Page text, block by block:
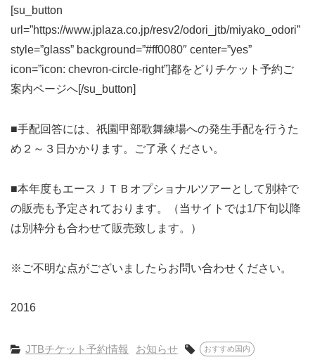
[su_button
url=”https://www.jplaza.co.jp/resv2/odori_jtb/miyako_odori”
style=”glass” background=”#ff0080″ center=”yes”
icon=”icon: chevron-circle-right”]都をどりチケット予約ご
案内ページへ[/su_button]
■手配回答には、祇園甲部歌舞練場への発生手配を行うた
め２～３日かかります。ご了承ください。
■本年度もエースＪＴＢオプショナルツアーとして別枠で
の販売も予定されております。（当サイトでは1/下旬以降
は別枠分も合わせて販売致します。）
※ご不明な点がございましたらお問い合わせください。
2016
JTBチケット予約情報 お知らせ おすすめ国内